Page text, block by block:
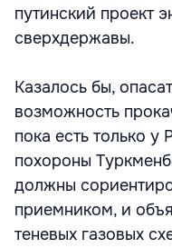
путинский проект
сверхдержавы.
Казалось бы,
возможность
пока есть только
похороны
должны
приемником, и
теневых газовых